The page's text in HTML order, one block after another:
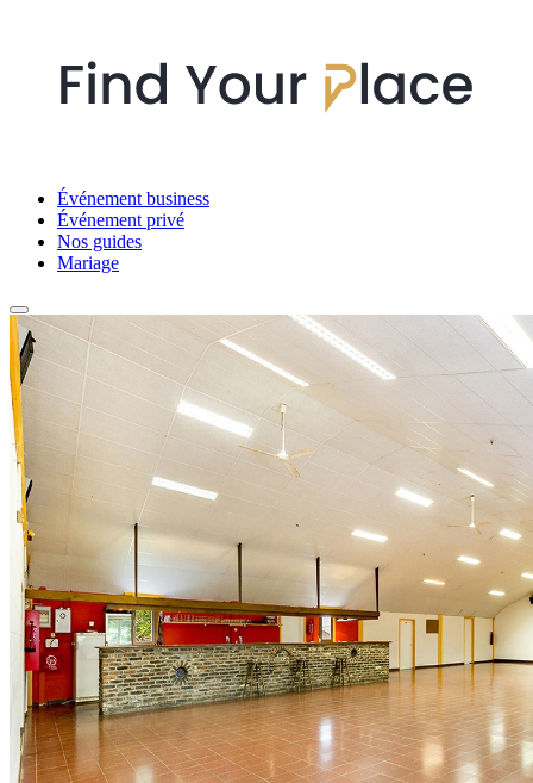
Événement business
Événement privé
Nos guides
Mariage